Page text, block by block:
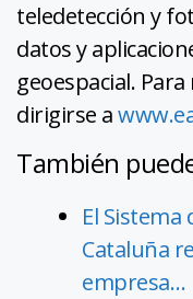
teledetección y
datos y
geoespacial.
dirigirse a
También
El Sistema
Cataluña
empresa…